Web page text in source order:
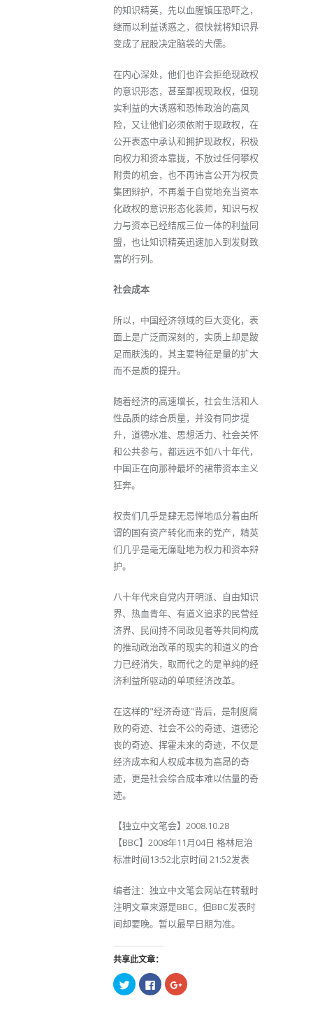
的知识精英，先以血腥镇压恐吓之，
继而以利益诱惑之，很快就将知识界
变成了屁股决定脑袋的犬儒。
在内心深处，他们也许会拒绝现政权
的意识形态，甚至鄙视现政权，但现
实利益的大诱惑和恐怖政治的高风
险，又让他们必须依附于现政权，在
公开表态中承认和拥护现政权，积极
向权力和资本靠拢，不放过任何攀权
附贵的机会，也不再讳言公开为权贵
集团辩护，不再羞于自觉地充当资本
化政权的意识形态化装师，知识与权
力与资本已经结成三位一体的利益同
盟，也让知识精英迅速加入到发财致
富的行列。
社会成本
所以，中国经济领域的巨大变化，表
面上是广泛而深刻的，实质上却是跛
足而肤浅的，其主要特征是量的扩大
而不是质的提升。
随着经济的高速增长，社会生活和人
性品质的综合质量，并没有同步提
升，道德水准、思想活力、社会关怀
和公共参与，都远远不如八十年代，
中国正在向那种最坏的裙带资本主义
狂奔。
权贵们几乎是肆无忌惮地瓜分着由所
谓的国有资产转化而来的党产，精英
们几乎是毫无廉耻地为权力和资本辩
护。
八十年代来自党内开明派、自由知识
界、热血青年、有道义追求的民营经
济界、民间持不同政见者等共同构成
的推动政治改革的现实的和道义的合
力已经消失，取而代之的是单纯的经
济利益所驱动的单项经济改革。
在这样的"经济奇迹"背后，是制度腐
败的奇迹、社会不公的奇迹、道德沦
丧的奇迹、挥霍未来的奇迹，不仅是
经济成本和人权成本极为高昂的奇
迹，更是社会综合成本难以估量的奇
迹。
【独立中文笔会】2008.10.28
【BBC】2008年11月04日 格林尼治
标准时间13:52北京时间 21:52发表
编者注：独立中文笔会网站在转载时
注明文章来源是BBC，但BBC发表时
间却要晚。暂以最早日期为准。
共享此文章：
点
击
点
击
点
击